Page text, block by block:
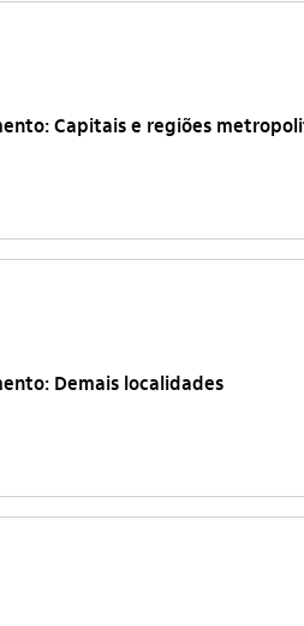
Capitais e regiões
Demais localidades